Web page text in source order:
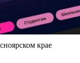
крае